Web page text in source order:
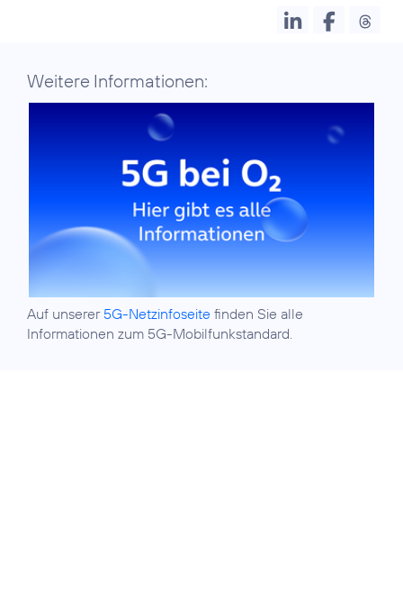
Weitere Informationen:
Auf unserer 5G-Netzinfoseite finden Sie alle
Informationen zum 5G-Mobilfunkstandard.